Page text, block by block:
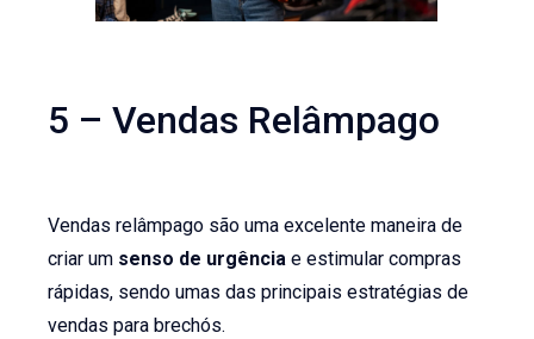
5 – Vendas Relâmpago
Vendas relâmpago são uma excelente maneira de
criar um senso de urgência e estimular compras
rápidas, sendo umas das principais estratégias de
vendas para brechós.